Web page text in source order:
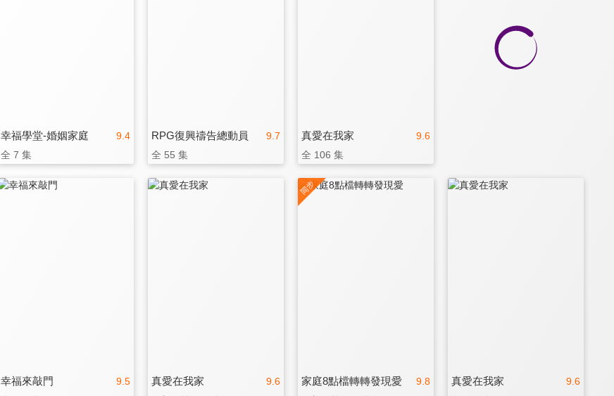
9.4
幸福學堂-婚姻家庭
全 7 集
9.7
RPG復興禱告總動員
全 55 集
9.6
真愛在我家
全 106 集
9.5
幸福來敲門 9.6
真愛在我家 9.8
家庭8點檔轉轉發現愛 9.6
真愛在我家